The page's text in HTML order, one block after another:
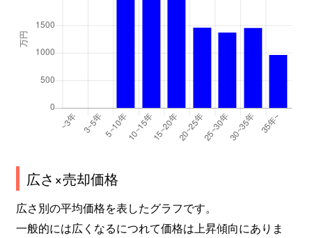
広さ×売却価格
広さ別の平均価格を表したグラフです。
一般的には広くなるにつれて価格は上昇傾向にありま